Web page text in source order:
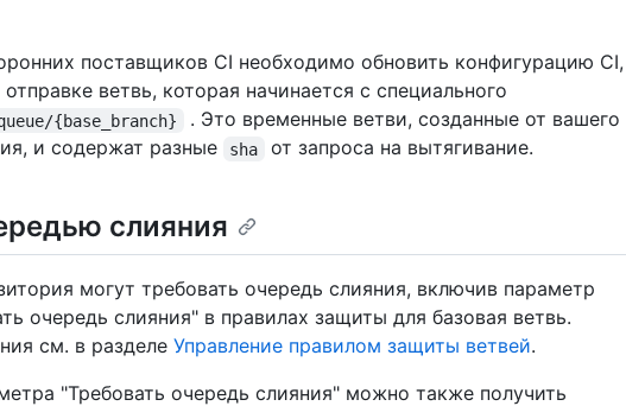
поставщиков CI необходимо обновить конфигурацию CI,
ветвь, которая начинается с специального
{base_branch}
. Это временные ветви, созданные от вашего
и содержат разные
sha от запроса на вытягивание.
слияния
могут требовать очередь слияния, включив параметр
очередь слияния" в правилах защиты для базовая ветвь.
см. в разделе Управление правилом защиты ветвей.
"Требовать очередь слияния" можно также получить